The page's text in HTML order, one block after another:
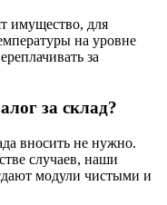
имущество, для
на уровне
за
за склад?
вносить не нужно.
случаев, наши
модули чистыми и